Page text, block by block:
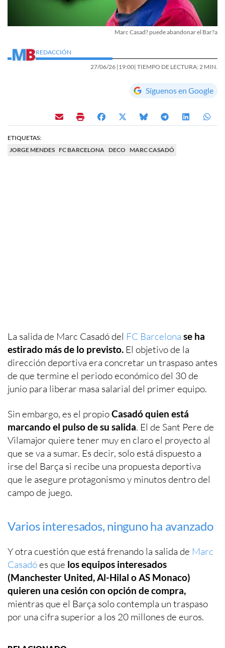
Marc Casad? puede abandonar el Bar?a
REDACCIÓN
27/06/26 |19:00| TIEMPO DE LECTURA: 2 MIN.
Síguenos en Google
ETIQUETAS:
JORGE MENDES FC BARCELONA DECO MARC CASADÓ
La salida de Marc Casadó del FC Barcelona se ha
estirado más de lo previsto. El objetivo de la
dirección deportiva era concretar un traspaso antes
de que termine el periodo económico del 30 de
junio para liberar masa salarial del primer equipo.
Sin embargo, es el propioCasadó quien está
marcando el pulso de su salida. El de Sant Pere de
Vilamajor quiere tener muy en claro el proyecto al
que se va a sumar. Es decir, solo está dispuesto a
irse del Barça si recibe una propuesta deportiva
que le asegure protagonismo y minutos dentro del
campo de juego.
Varios interesados, ninguno ha avanzado
Y otra cuestión que está frenando la salida de Marc
Casadóes que los equipos interesados
(Manchester United, Al-Hilal o AS Monaco)
quieren una cesión con opción de compra,
mientras que el Barça solo contempla un traspaso
por una cifra superior a los 20 millones de euros.